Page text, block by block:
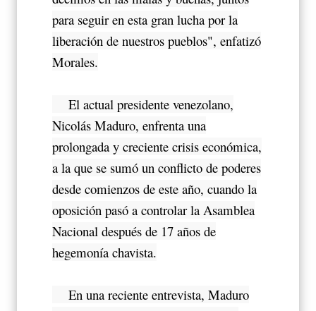
para seguir en esta gran lucha por la
liberación de nuestros pueblos", enfatizó
Morales.
El actual presidente venezolano,
Nicolás Maduro, enfrenta una
prolongada y creciente crisis económica,
a la que se sumó un conflicto de poderes
desde comienzos de este año, cuando la
oposición pasó a controlar la Asamblea
Nacional después de 17 años de
hegemonía chavista.
En una reciente entrevista, Maduro